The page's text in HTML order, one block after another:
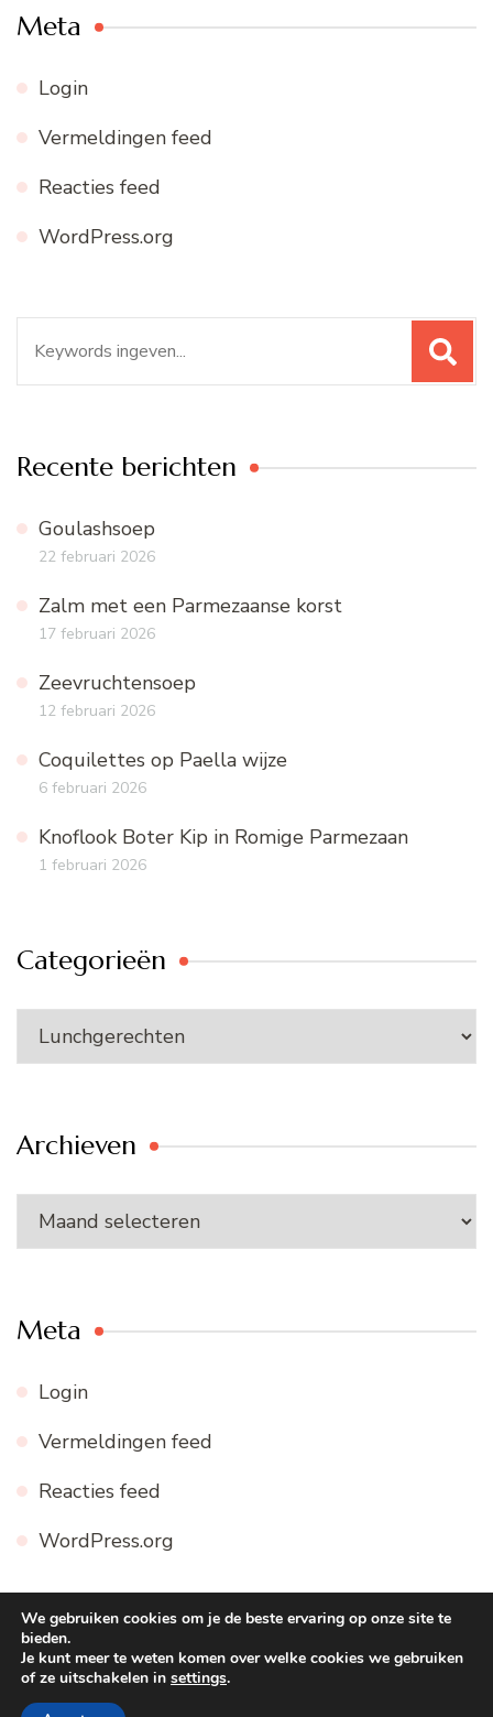
Meta
Login
Vermeldingen feed
Reacties feed
WordPress.org
naar:
Recente berichten
Goulashsoep
22 februari 2026
Zalm met een Parmezaanse korst
17 februari 2026
Zeevruchtensoep
12 februari 2026
Coquilettes op Paella wijze
6 februari 2026
Knoflook Boter Kip in Romige Parmezaan
1 februari 2026
Categorieën
Categorieën
Archieven
Archieven
Meta
Login
Vermeldingen feed
Reacties feed
WordPress.org
© Copyright 2026WWW.FIJNE-RECEPTEN.NL. Alle
rechten voorbehouden.Blossom Recipe | Ontwikkeld door
We gebruiken cookies om je de beste ervaring op onze site te
bieden.
Je kunt meer te weten komen over welke cookies we gebruiken
of ze uitschakelen in settings.